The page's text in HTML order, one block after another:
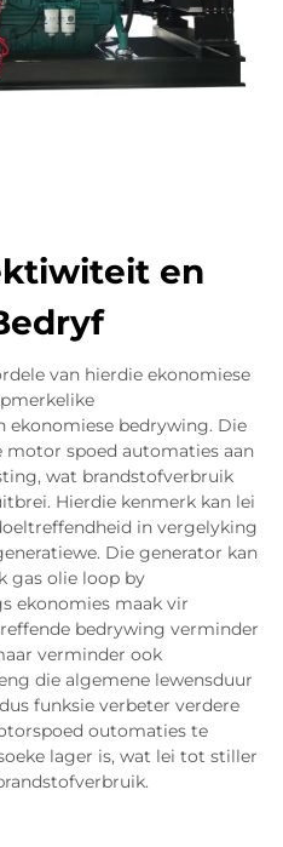
en
van hierdie ekonomiese
ekonomiese bedrywing. Die
spoed automaties aan
wat brandstofverbruik
Hierdie kenmerk kan lei
in vergelyking
Die generator kan
gas olie loop by
ekonomies maak vir
bedrywing verminder
verminder ook
die algemene lewensduur
funksie verbeter verdere
outomaties te
lager is, wat lei tot stiller